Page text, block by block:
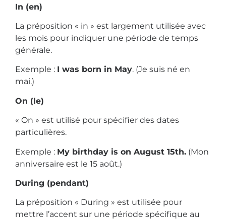
In (en)
La préposition « in » est largement utilisée avec
les mois pour indiquer une période de temps
générale.
Exemple : I was born in May. (Je suis né en
mai.)
On (le)
« On » est utilisé pour spécifier des dates
particulières.
Exemple : My birthday is on August 15th. (Mon
anniversaire est le 15 août.)
During (pendant)
La préposition « During » est utilisée pour
mettre l’accent sur une période spécifique au